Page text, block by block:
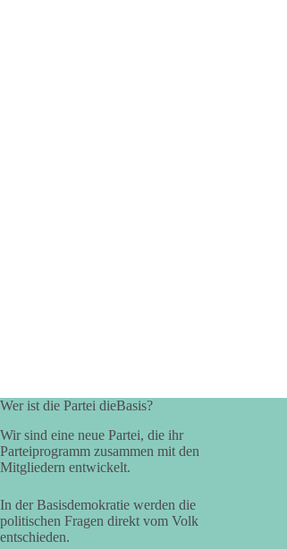
Wer ist die Partei dieBasis?
Wir sind eine neue Partei, die ihr
Parteiprogramm zusammen mit den
Mitgliedern entwickelt.
In der Basisdemokratie werden die
politischen Fragen direkt vom Volk
entschieden.